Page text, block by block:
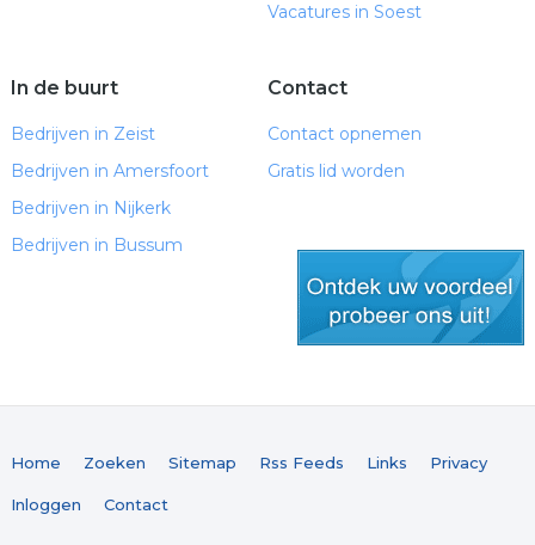
Vacatures in Soest
In de buurt
Bedrijven in Zeist
Bedrijven in Amersfoort
Bedrijven in Nijkerk
Bedrijven in Bussum
Contact
Contact opnemen
Gratis lid worden
Home Zoeken Sitemap Rss Feeds Links Privacy
Inloggen Contact